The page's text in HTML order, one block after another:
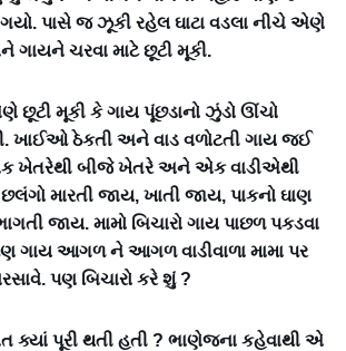
પાસે જ ઝૂકી રહેલ ઘાટા વડલા નીચે એણે
ગાયને ચરવા માટે છૂટી મૂકી.
મૂકી કે ગાય પૂંછડાનો ઝુંડો ઊંચો
ખાઈઓ ઠેકતી અને વાડ વળોટતી ગાય જઈ
ખેતરેથી બીજે ખેતરે અને એક વાડીએથી
મારતી જાય, ખાતી જાય, પાકનો ઘાણ
જાય. મામો બિચારો ગાય પાછળ પકડવા
પણ ગાય આગળ ને આગળ વાડીવાળા મામા પર
પણ બિચારો કરે શું ?
પૂરી થતી હતી ? ભાણેજના કહેવાથી એ